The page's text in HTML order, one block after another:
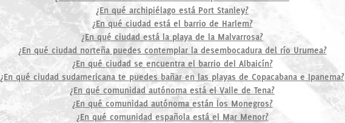
¿En qué archipiélago está Port Stanley?
¿En qué ciudad está el barrio de Harlem?
¿En qué ciudad está la playa de la Malvarrosa?
¿En qué ciudad norteña puedes contemplar la desembocadura del río Urumea?
¿En qué ciudad se encuentra el barrio del Albaicín?
¿En qué ciudad sudamericana te puedes bañar en las playas de Copacabana e Ipanema?
¿En qué comunidad autónoma está el Valle de Tena?
¿En qué comunidad autónoma están los Monegros?
¿En qué comunidad española está el Mar Menor?